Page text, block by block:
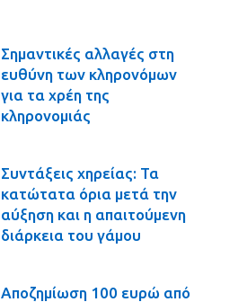
Σημαντικές αλλαγές στη
ευθύνη των κληρονόμων
για τα χρέη της
κληρονομιάς
Συντάξεις χηρείας: Τα
κατώτατα όρια μετά την
αύξηση και η απαιτούμενη
διάρκεια του γάμου
Αποζημίωση 100 ευρώ από